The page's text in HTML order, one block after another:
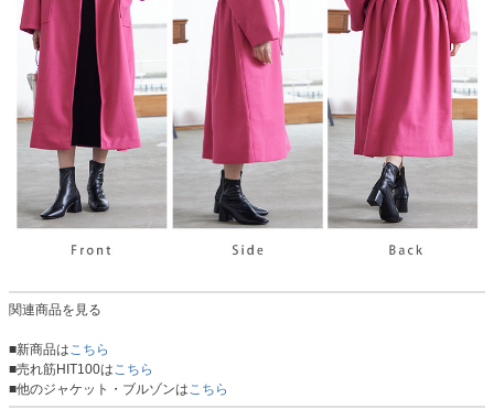
関連商品を見る
■新商品はこちら
■売れ筋HIT100はこちら
■他のジャケット・ブルゾンはこちら